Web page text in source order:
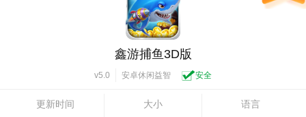
鑫游捕鱼3D版
v5.0 安卓休闲益智 安全
更新时间 大小 语言